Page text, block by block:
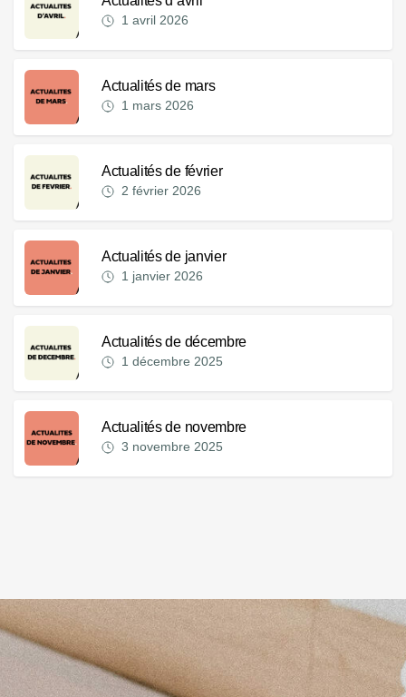
1 avril 2026
Actualités de mars
1 mars 2026
Actualités de février
2 février 2026
Actualités de janvier
1 janvier 2026
Actualités de décembre
1 décembre 2025
Actualités de novembre
3 novembre 2025